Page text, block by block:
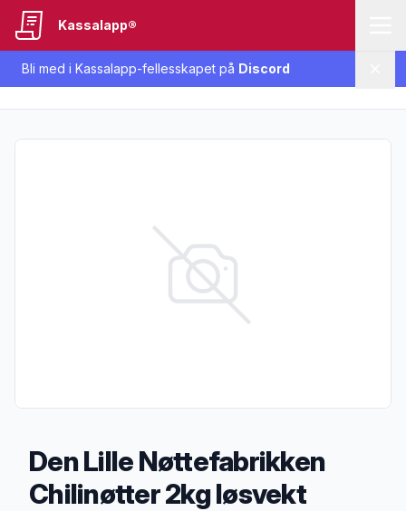
Bli med i Kassalapp-fellesskapet på Discord
Kassalapp®
Den Lille Nøttefabrikken
Chilinøtter 2kg løsvekt